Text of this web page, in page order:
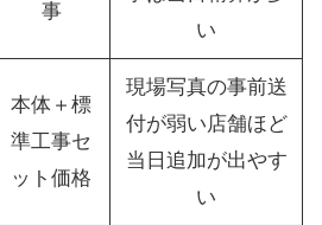
事
い
本体＋標
準工事セ
ット価格
現場写真の事前送
付が弱い店舗ほど
当日追加が出やす
い